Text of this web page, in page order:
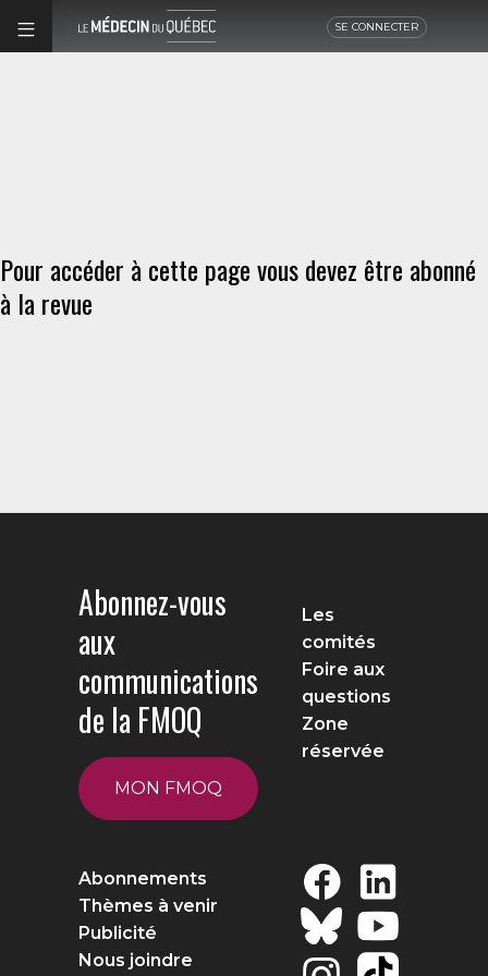
SE CONNECTER
Pour accéder à cette page vous devez être abonné
à la revue
Abonnez-vous
aux
communications
de la FMOQ
MON FMOQ
Les
comités
Foire aux
questions
Zone
réservée
Abonnements
Thèmes à venir
Publicité
Nous joindre